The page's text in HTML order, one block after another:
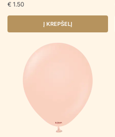
€ 1.50
Į KREPŠELĮ